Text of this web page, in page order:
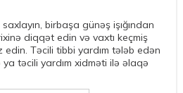
birbaşa günəş işığından
diqqət edin və vaxtı keçmiş
edin. Təcili tibbi yardım tələb edən
təcili yardım xidməti ilə əlaqə